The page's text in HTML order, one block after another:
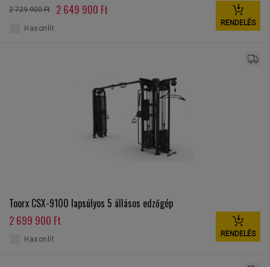
2 729 900 Ft 2 649 900 Ft
RENDELÉS
Hasonlít
Toorx CSX-9100 lapsúlyos 5 állásos edzőgép
2 699 900 Ft
RENDELÉS
Hasonlít